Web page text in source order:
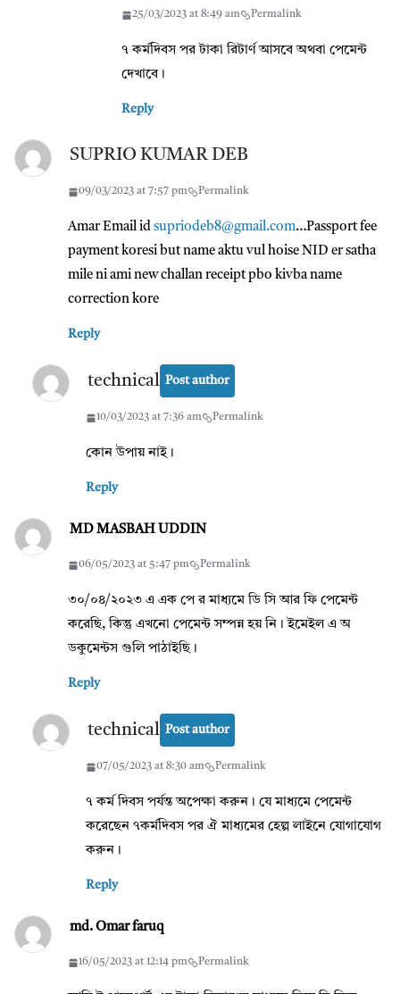
25/03/2023 at 8:49 am Permalink
৭ কর্মদিবস পর টাকা রিটার্ণ আসবে অথবা পেমেন্ট
দেখাবে।
Reply
SUPRIO KUMAR DEB
09/03/2023 at 7:57 pm Permalink
Amar Email id supriodeb8@gmail.com…Passport fee
payment koresi but name aktu vul hoise NID er satha
mile ni ami new challan receipt pbo kivba name
correction kore
Reply
technical Post author
10/03/2023 at 7:36 am Permalink
কোন উপায় নাই।
Reply
MD MASBAH UDDIN
06/05/2023 at 5:47 pm Permalink
৩০/০৪/২০২৩ এ এক পে র মাধ্যমে ডি সি আর ফি পেমেন্ট
করেছি, কিন্তু এখনো পেমেন্ট সম্পন্ন হয় নি। ইমেইল এ অ
ডকুমেন্টস গুলি পাঠাইছি।
Reply
technical Post author
07/05/2023 at 8:30 am Permalink
৭ কর্ম দিবস পর্যন্ত অপেক্ষা করুন। যে মাধ্যমে পেমেন্ট
করেছেন ৭কর্মদিবস পর ঐ মাধ্যমের হেল্প লাইনে যোগাযোগ
করুন।
Reply
md. Omar faruq
16/05/2023 at 12:14 pm Permalink